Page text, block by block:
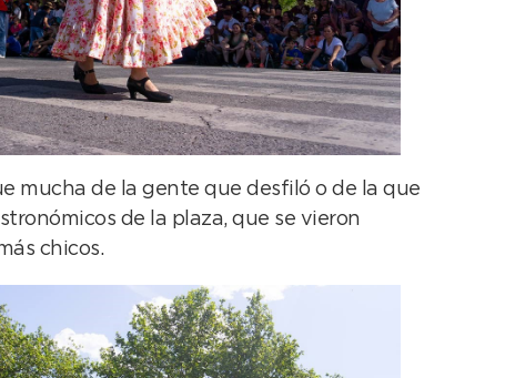
mucha de la gente que desfiló o de la que
de la plaza, que se vieron
chicos.